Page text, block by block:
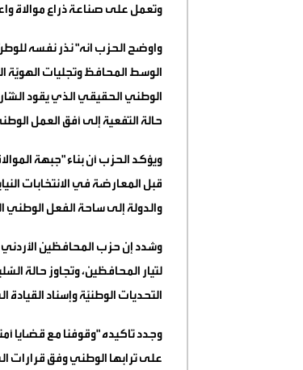
وتعمل على صناعة ذراع موالاة
واوضح الحزب انه" نذر نفسه
الوسط المحافظ وتجليات الهويّة
الوطني الحقيقي الذي يقود
حالة النَّفعية إلى أفق العمل
ويؤكد الحزب أن بناء "جبهة
قبل المعارضة في الانتخابات
والدولة إلى ساحة الفعل الوطني
وشدد إن حزب المحافظين
لتيار المحافظين، وتجاوز حالة
التحديات الوطنيّة وإسناد
وجدد تاكيده "وقوفنا مع قضايا
على ترابها الوطني وفق قرارات